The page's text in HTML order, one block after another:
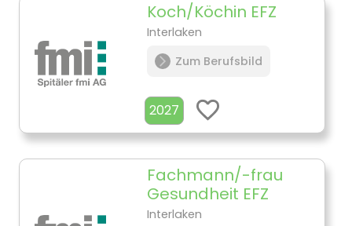
Koch/Köchin EFZ
Interlaken
Zum Berufsbild
2027
Fachmann/-frau
Gesundheit EFZ
Interlaken